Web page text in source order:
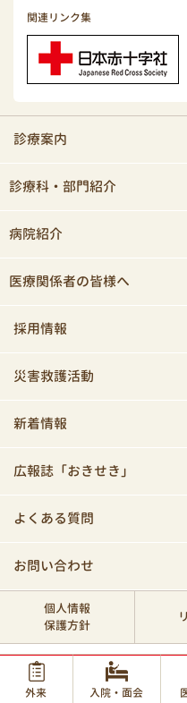
関連リンク集
診療案内
診療科・部門紹介
病院紹介
医療関係者の皆様へ
採用情報
災害救護活動
新着情報
広報誌「おきせき」
よくある質問
お問い合わせ
個人情報
保護方針
© 2017
外来
入院・面会